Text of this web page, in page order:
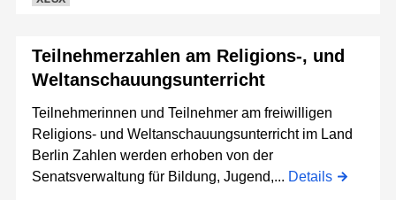
Teilnehmerzahlen am Religions-, und
Weltanschauungsunterricht
Teilnehmerinnen und Teilnehmer am freiwilligen
Religions- und Weltanschauungsunterricht im Land
Berlin Zahlen werden erhoben von der
Senatsverwaltung für Bildung, Jugend,... Details